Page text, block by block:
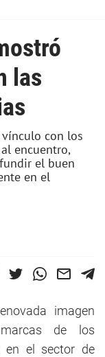
las
con los
encuentro,
el buen
en el
imagen
de los
en el sector de